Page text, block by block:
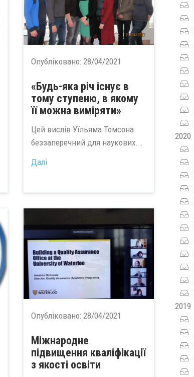
Опубліковано: 28/04/2021
«Будь-яка річ існує в
тому ступеню, в якому
її можна виміряти»
Цей вислів Уїльяма Томсона
беззаперечний для наукових...
Далі
Опубліковано: 28/04/2021
Міжнародне
підвищення кваліфікації
з якості освіти
2020
2019